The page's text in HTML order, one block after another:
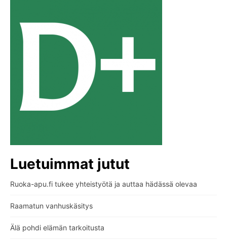
Luetuimmat jutut
Ruoka-apu.fi tukee yhteistyötä ja auttaa hädässä olevaa
Raamatun vanhuskäsitys
Älä pohdi elämän tarkoitusta